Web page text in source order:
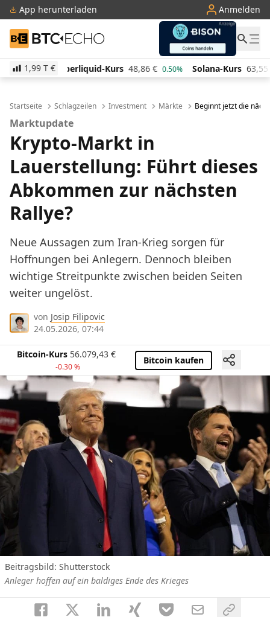
App herunterladen Anmelden
BTC-ECHO
1,99 T €
Kurs 48,86 € 0.50% Solana-Kurs 63,55 € -0.90% TRON-Kurs
Startseite Schlagzeilen Investment Märkte Beginnt jetzt die
Marktupdate
Krypto-Markt in
Lauerstellung: Führt dieses
Abkommen zur nächsten
Rallye?
Neue Aussagen zum Iran-Krieg sorgen für
Hoffnungen bei Anlegern. Dennoch bleiben
wichtige Streitpunkte zwischen beiden Seiten
weiter ungelöst.
von Josip Filipovic
24.05.2026, 07:44
Bitcoin-Kurs 56.079,43 €
-0.30 %
Bitcoin kaufen
Beitragsbild: Shutterstock
Anleger hoffen auf ein baldiges Ende des Krieges